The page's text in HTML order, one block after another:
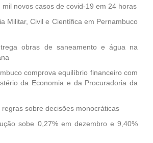
mil novos casos de covid-19 em 24 horas
Militar, Civil e Científica em Pernambuco
obras de saneamento e água na
comprova equilíbrio financeiro com
da Economia e da Procuradoria da
sobre decisões monocráticas
sobe 0,27% em dezembro e 9,40%